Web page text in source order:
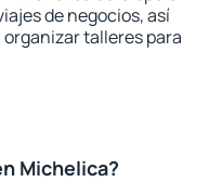
de negocios, así
talleres para
Michelica?